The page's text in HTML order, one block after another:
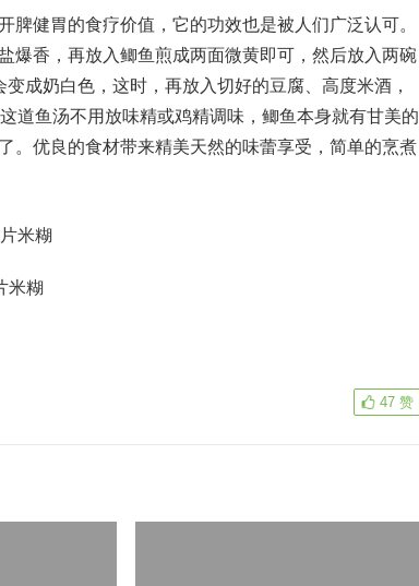
健胃的食疗价值，它的功效也是被人们广泛认可。
爆香，再放入鲫鱼煎成两面微黄即可，然后放入两碗
成奶白色，这时，再放入切好的豆腐、高度米酒，
道鱼汤不用放味精或鸡精调味，鲫鱼本身就有甘美的
。优良的食材带来精美天然的味蕾享受，简单的烹煮
米糊
47 赞